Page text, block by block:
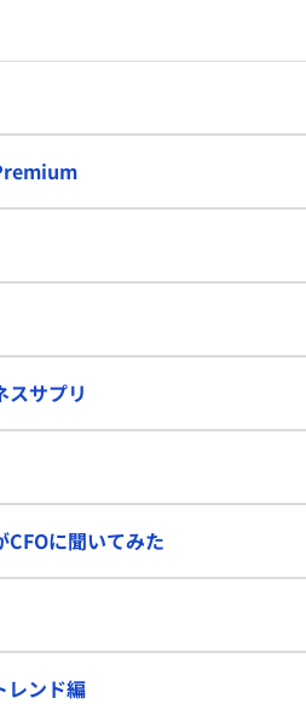
スサプリ
CFOに聞いてみた
レンド編